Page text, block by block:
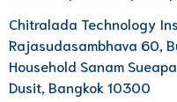
Chitralada Technology
Rajasudasambhava 60,
Household Sanam
Dusit, Bangkok 10300